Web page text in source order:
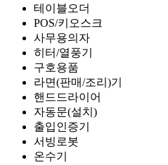
테이블오더
POS/키오스크
사무용의자
히터/열풍기
구호용품
라면(판매/조리)기
핸드드라이어
자동문(설치)
출입인증기
서빙로봇
온수기